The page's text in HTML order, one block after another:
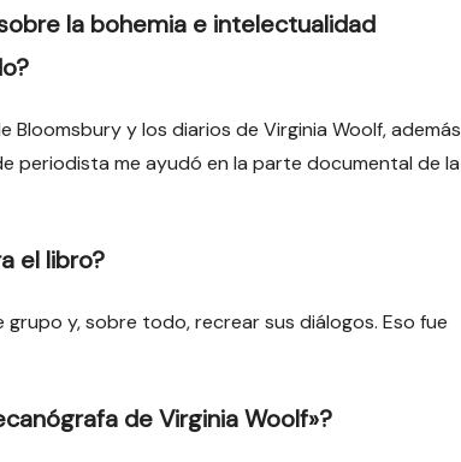
la bohemia e intelectualidad
y los diarios de Virginia Woolf, además
periodista me ayudó en la parte documental de la
el libro?
y, sobre todo, recrear sus diálogos. Eso fue
de Virginia Woolf»?